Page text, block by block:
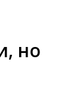
но